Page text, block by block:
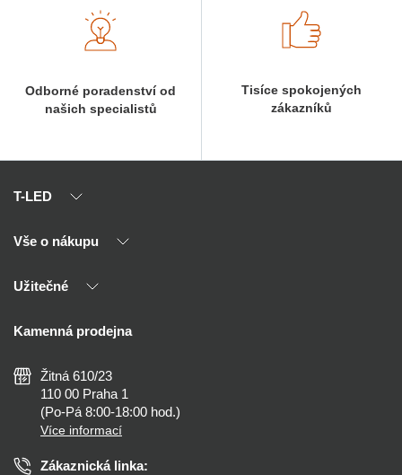
Odborné poradenství od
našich specialistů
Tisíce spokojených
zákazníků
T-LED
O nás
Kontakty
Vše o nákupu
Výhody T-LED
Montáž
Nejčastější dotazy
Než koupíte
Osvětlení dle místnosti
Užitečné
Reklamace a vrácení
Zásady ochrany soukromí
Nastavení cookies
Prohlášení o přístupnosti
Kamenná prodejna
Žitná 610/23
110 00 Praha 1
(Po-Pá 8:00-18:00 hod.)
Více informací
Zákaznická linka: